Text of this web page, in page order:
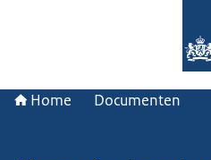
Home Documenten